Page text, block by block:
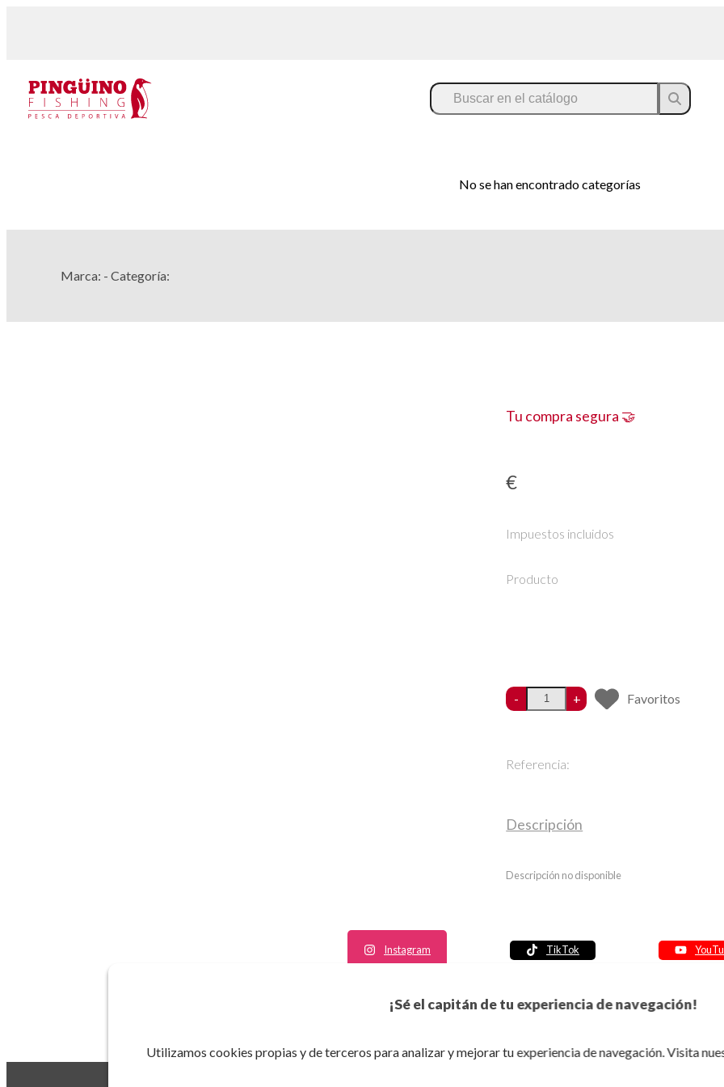
¡Sé el capitán de tu experiencia de navegación!
Utilizamos cookies propias y de terceros para analizar y mejorar tu experiencia de navegación. Visita
No se han encontrado categorías
Marca: - Categoría:
Tu compra segura 🤝
€
Impuestos incluidos
Producto
- + Favoritos
Referencia:
Descripción
Descripción no disponible
Instagram TikTok
Política de seguridad